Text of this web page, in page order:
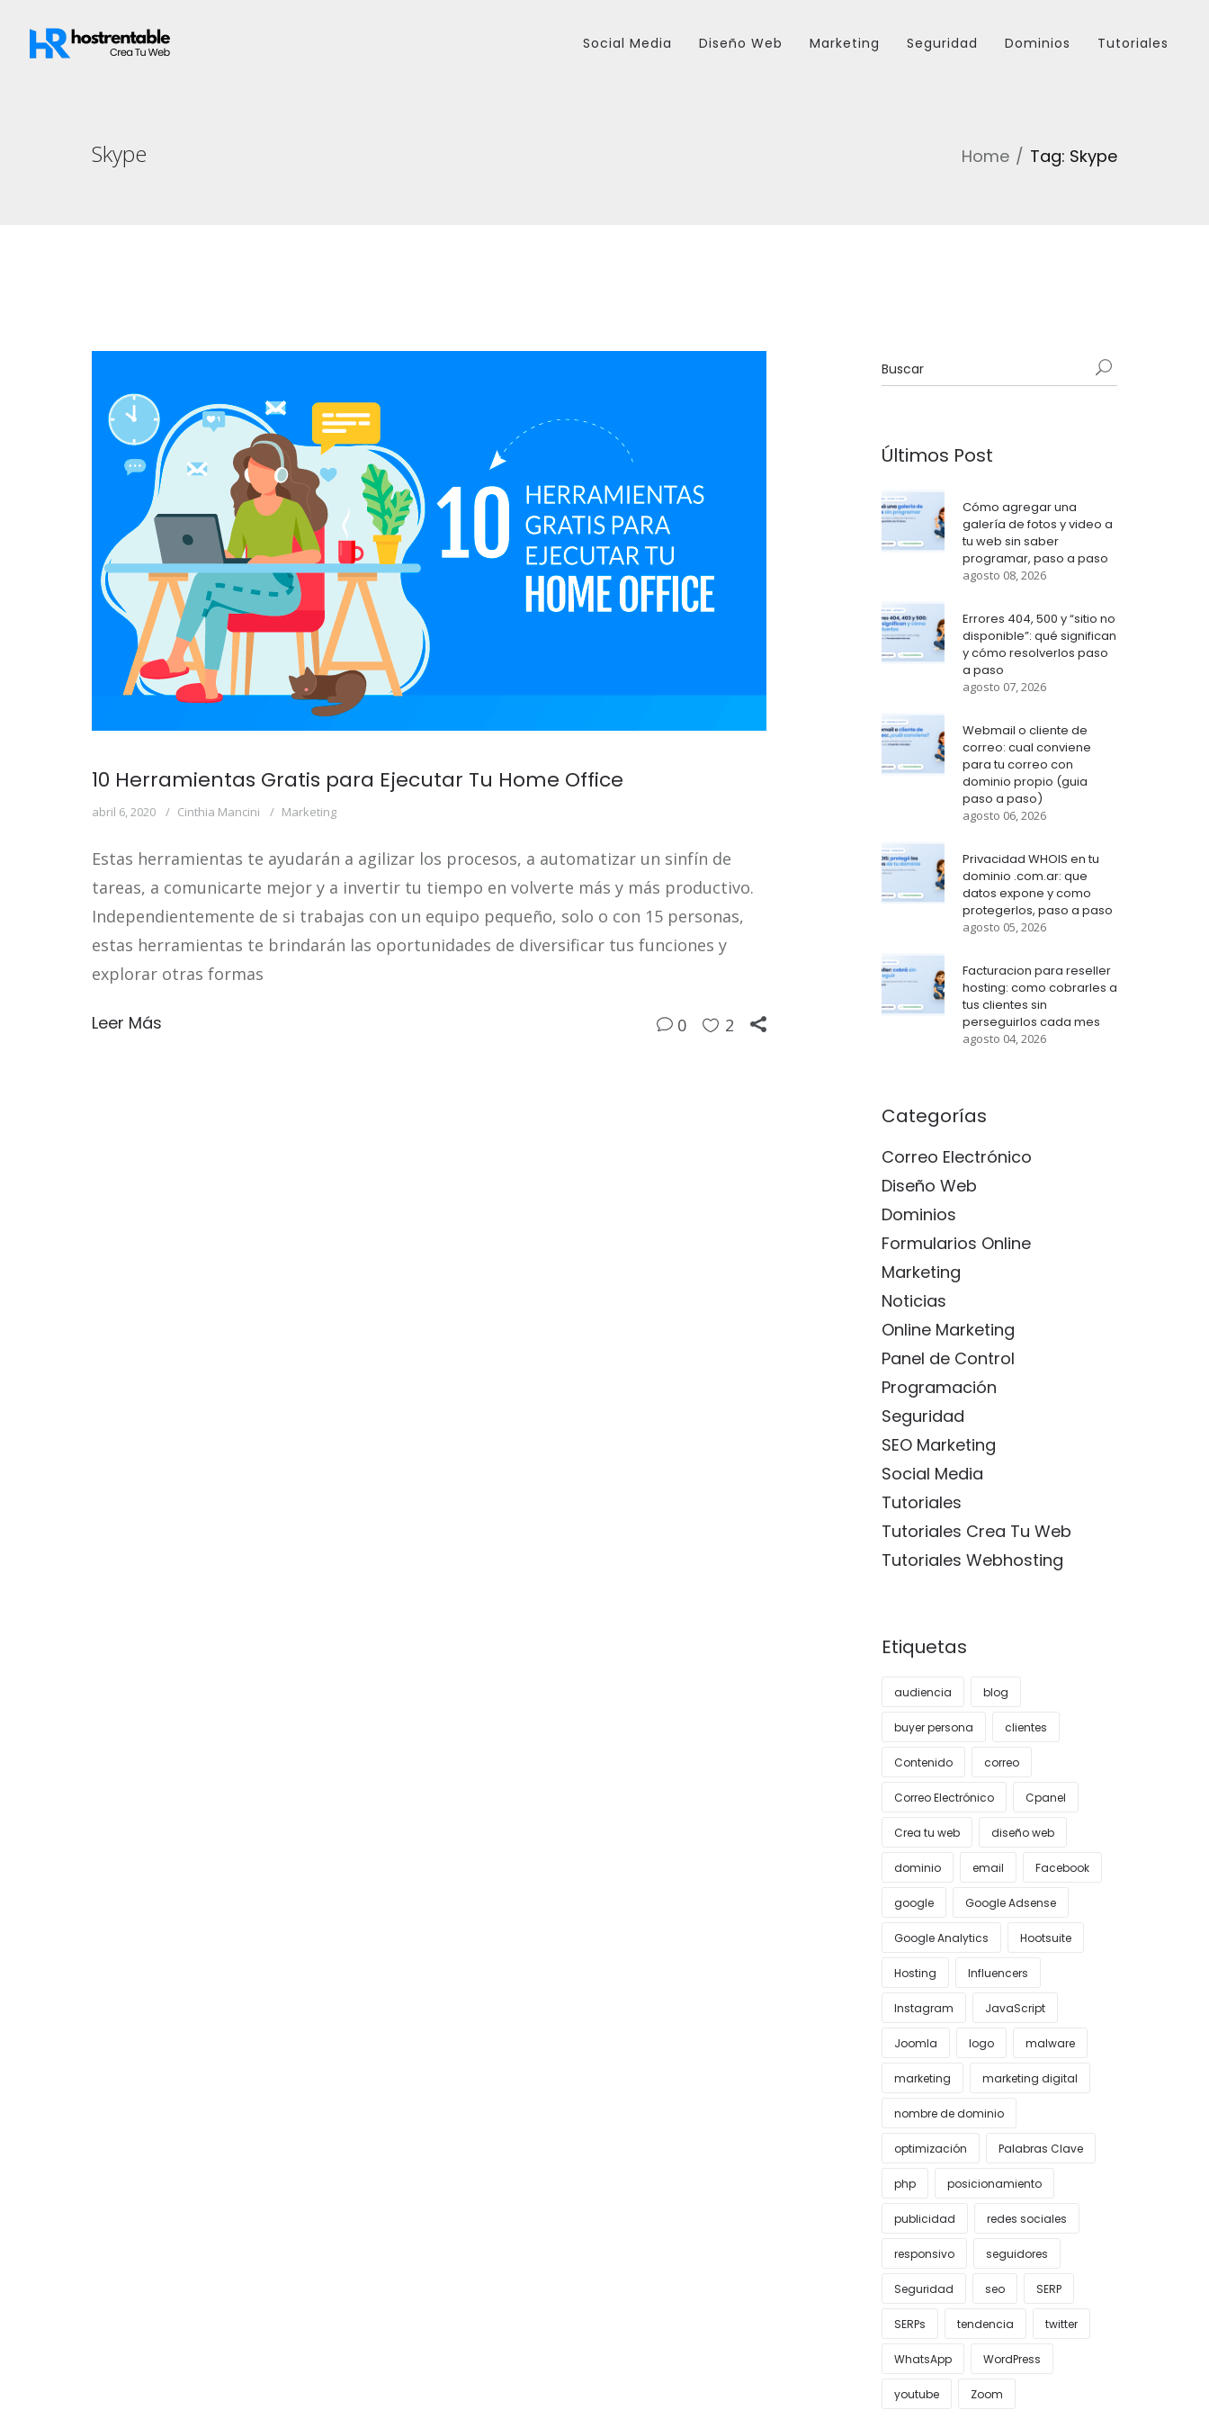
Social Media Diseño Web Marketing Seguridad Dominios Tutoriales
Skype Home Tag: Skype
10 Herramientas Gratis para Ejecutar Tu Home Office
abril 6, 2020 Cinthia Mancini Marketing
Estas herramientas te ayudarán a agilizar los procesos, a automatizar un sinfín de
tareas, a comunicarte mejor y a invertir tu tiempo en volverte más y más productivo.
Independientemente de si trabajas con un equipo pequeño, solo o con 15 personas,
estas herramientas te brindarán las oportunidades de diversificar tus funciones y
explorar otras formas
Leer Más 0 2
Últimos Post
Cómo agregar una
galería de fotos y video a
tu web sin saber
programar, paso a paso
agosto 08, 2026
Errores 404, 500 y “sitio no
disponible”: qué significan
y cómo resolverlos paso
a paso
agosto 07, 2026
Webmail o cliente de
correo: cual conviene
para tu correo con
dominio propio (guia
paso a paso)
agosto 06, 2026
Privacidad WHOIS en tu
dominio .com.ar: que
datos expone y como
protegerlos, paso a paso
agosto 05, 2026
Facturacion para reseller
hosting: como cobrarles a
tus clientes sin
perseguirlos cada mes
agosto 04, 2026
Categorías
Correo Electrónico
Diseño Web
Dominios
Formularios Online
Marketing
Noticias
Online Marketing
Panel de Control
Programación
Seguridad
SEO Marketing
Social Media
Tutoriales
Tutoriales Crea Tu Web
Tutoriales Webhosting
Etiquetas
audiencia blog
buyer persona clientes
Contenido correo
Correo Electrónico Cpanel
Crea tu web diseño web
dominio email Facebook
google Google Adsense
Google Analytics Hootsuite
Hosting Influencers
Instagram JavaScript
Joomla logo malware
marketing marketing digital
nombre de dominio
optimización Palabras Clave
php posicionamiento
publicidad redes sociales
responsivo seguidores
Seguridad seo SERP
SERPs tendencia twitter
WhatsApp WordPress
youtube Zoom